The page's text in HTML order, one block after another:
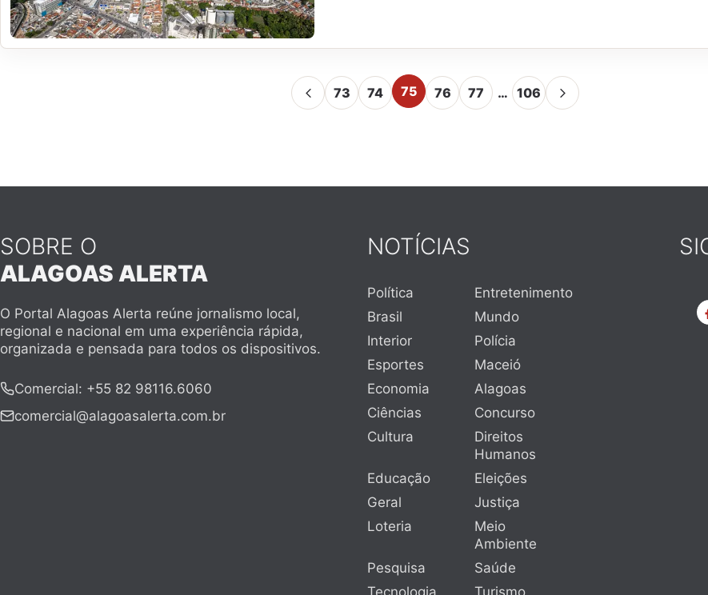
73 74 75 76 77 … 106
SOBRE O
ALAGOAS ALERTA
O Portal Alagoas Alerta reúne jornalismo local,
regional e nacional em uma experiência rápida,
organizada e pensada para todos os dispositivos.
Comercial: +55 82 98116.6060
comercial@alagoasalerta.com.br
NOTÍCIAS
Política
Entretenimento
Brasil
Mundo
Interior
Polícia
Esportes
Maceió
Economia
Alagoas
Ciências
Concurso
Cultura
Direitos
Humanos
Educação
Eleições
Geral
Justiça
Loteria
Meio
Ambiente
Pesquisa
Saúde
Tecnologia
Turismo